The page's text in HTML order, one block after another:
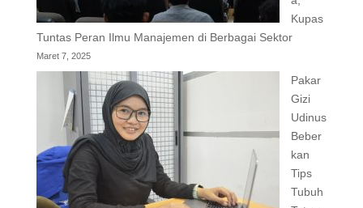
Kupas
Tuntas Peran Ilmu Manajemen di Berbagai Sektor
Maret 7, 2025
Pakar
Gizi
Udinus
Beber
kan
Tips
Tubuh